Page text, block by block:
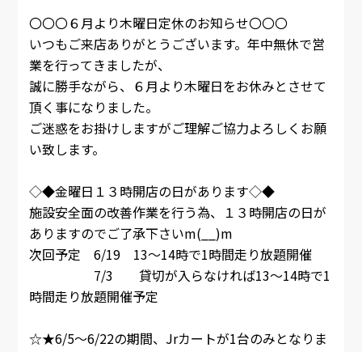
〇〇〇６月より木曜日定休のお知らせ〇〇〇
いつもご来店ありがとうございます。年中無休で営
業を行ってきましたが、
誠に勝手ながら、６月より木曜日をお休みとさせて
頂く事になりました。
ご迷惑をお掛けしますがご理解ご協力よろしくお願
い致します。
◇◆金曜日１３時開店の日があります◇◆
施設安全面の改善作業を行う為、１３時開店の日が
ありますのでご了承下さいm(__)m
次回予定 6/19 13～14時で1時間走り放題開催
7/3 貸切が入らなければ13～14時で1
時間走り放題開催予定
☆★6/5～6/22の期間、Jrカートが1台のみとなりま